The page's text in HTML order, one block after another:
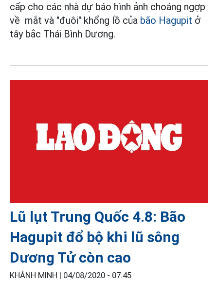
cấp cho các nhà dự báo hình ảnh choáng ngợp
về mắt và "đuôi" khổng lồ của bão Hagupit ở
tây bắc Thái Bình Dương.
Lũ lụt Trung Quốc 4.8: Bão
Hagupit đổ bộ khi lũ sông
Dương Tử còn cao
KHÁNH MINH | 04/08/2020 - 07:45